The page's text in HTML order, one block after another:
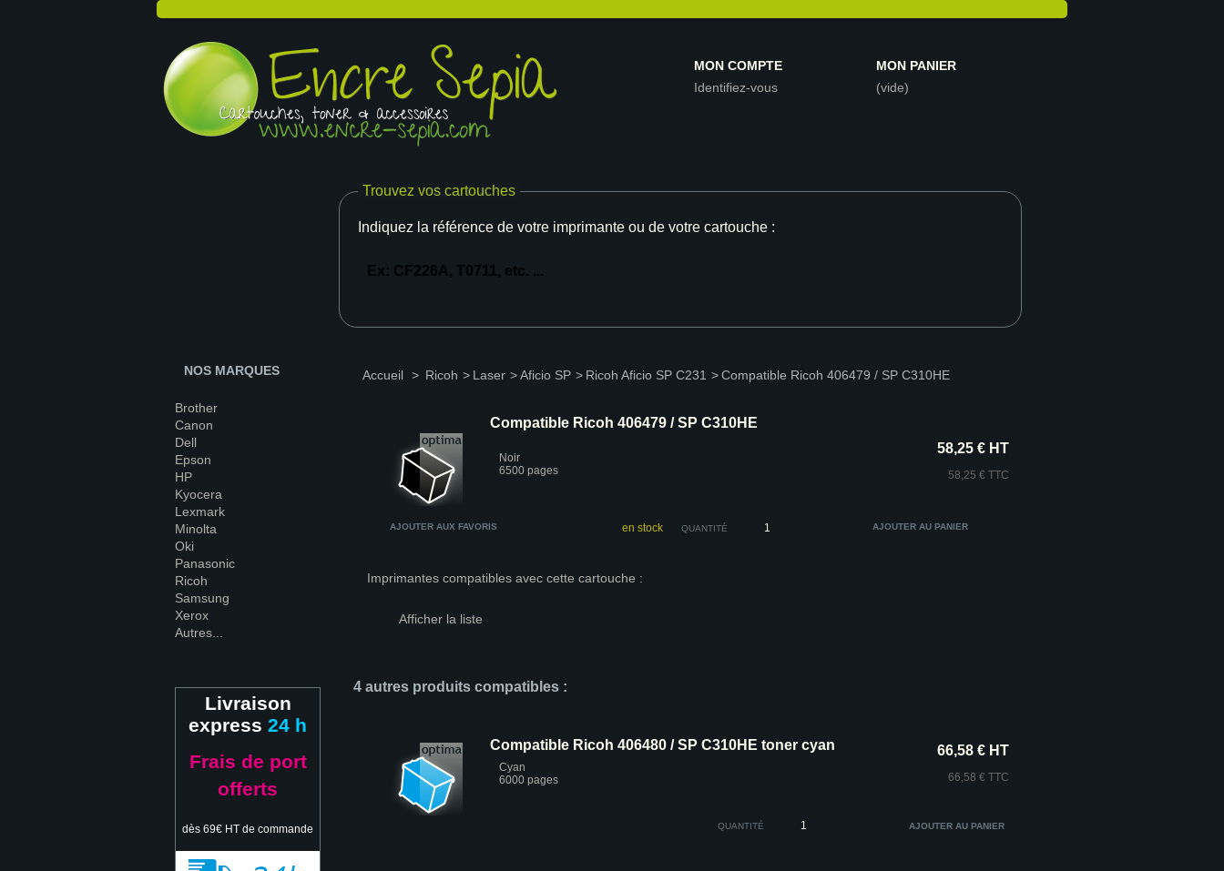
MON COMPTE
Identifiez-vous
MON PANIER
(vide)
Trouvez vos cartouches
Indiquez la référence de votre imprimante ou de votre cartouche :
NOS MARQUES
Brother
Canon
Dell
Epson
HP
Kyocera
Lexmark
Minolta
Oki
Panasonic
Ricoh
Samsung
Xerox
Autres...
Livraison
express 24 h
Frais de port
offerts
dès 69€ HT de commande
Accueil > Ricoh > Laser >Aficio SP > Ricoh Aficio SP C231 >Compatible Ricoh 406479 / SP C310HE
Compatible Ricoh 406479 / SP C310HE
Noir
6500 pages
58,25 € HT
58,25 € TTC
AJOUTER AUX FAVORIS en stock QUANTITÉ
Imprimantes compatibles avec cette cartouche :
Afficher la liste
4 autres produits compatibles :
Compatible Ricoh 406480 / SP C310HE toner cyan
Cyan
6000 pages
66,58 € HT
66,58 € TTC
QUANTITÉ